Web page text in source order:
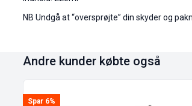
NB Undgå at “oversprøjte” din skyder og
Andre kunder købte også
Spar 6%